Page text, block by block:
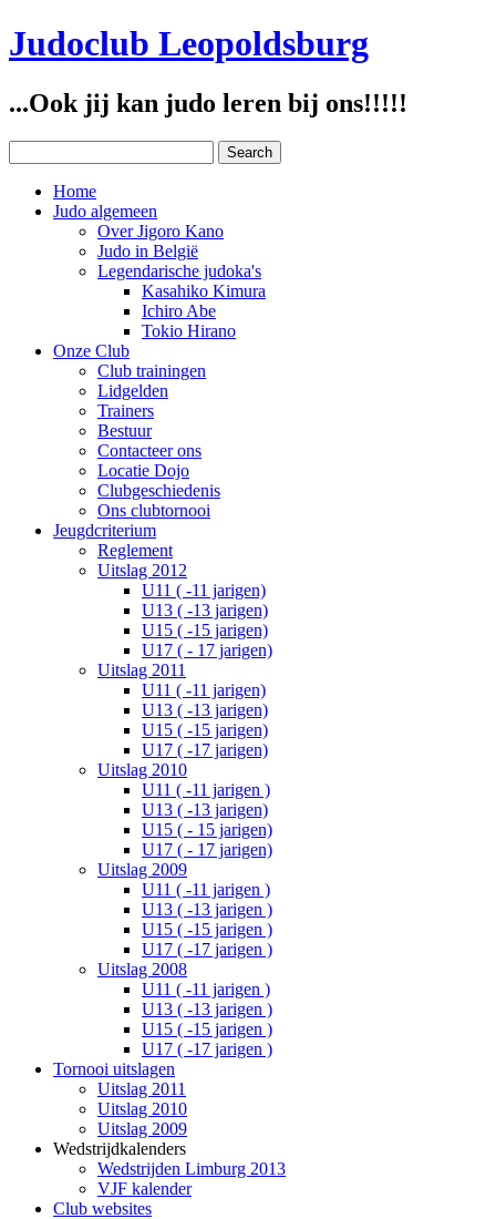
Judoclub Leopoldsburg
...Ook jij kan judo leren bij ons!!!!!
Home
Judo algemeen
Over Jigoro Kano
Judo in België
Legendarische judoka's
Kasahiko Kimura
Ichiro Abe
Tokio Hirano
Onze Club
Club trainingen
Lidgelden
Trainers
Bestuur
Contacteer ons
Locatie Dojo
Clubgeschiedenis
Ons clubtornooi
Jeugdcriterium
Reglement
Uitslag 2012
U11 ( -11 jarigen)
U13 ( -13 jarigen)
U15 ( -15 jarigen)
U17 ( - 17 jarigen)
Uitslag 2011
U11 ( -11 jarigen)
U13 ( -13 jarigen)
U15 ( -15 jarigen)
U17 ( -17 jarigen)
Uitslag 2010
U11 ( -11 jarigen )
U13 ( -13 jarigen)
U15 ( - 15 jarigen)
U17 ( - 17 jarigen)
Uitslag 2009
U11 ( -11 jarigen )
U13 ( -13 jarigen )
U15 ( -15 jarigen )
U17 ( -17 jarigen )
Uitslag 2008
U11 ( -11 jarigen )
U13 ( -13 jarigen )
U15 ( -15 jarigen )
U17 ( -17 jarigen )
Tornooi uitslagen
Uitslag 2011
Uitslag 2010
Uitslag 2009
Wedstrijdkalenders
Wedstrijden Limburg 2013
VJF kalender
Club websites